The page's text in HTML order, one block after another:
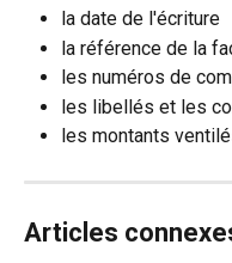
la date de l'écriture
la référence de la
les numéros de
les libellés et les
les montants
Articles